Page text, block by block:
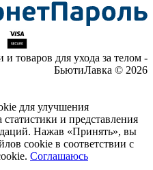
товаров для ухода за телом -
БьютиЛавка © 2026
для улучшения
статистики и представления
Нажав «Принять», вы
cookie в соответствии с
Соглашаюсь